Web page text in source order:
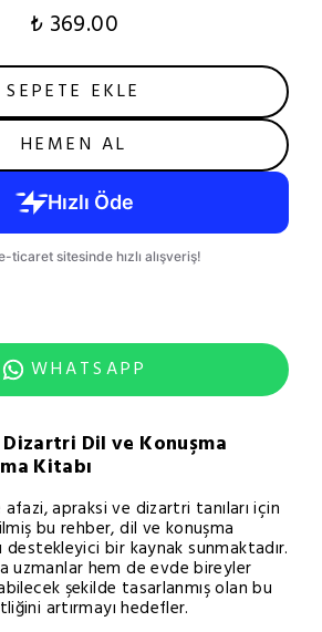
₺ 369.00
SEPETE EKLE
HEMEN AL
WHATSAPP
Dil ve Konuşma
Kitabı
apraksi ve dizartri tanıları için
bu rehber, dil ve konuşma
destekleyici bir kaynak sunmaktadır.
uzmanlar hem de evde bireyler
şekilde tasarlanmış olan bu
artırmayı hedefler.